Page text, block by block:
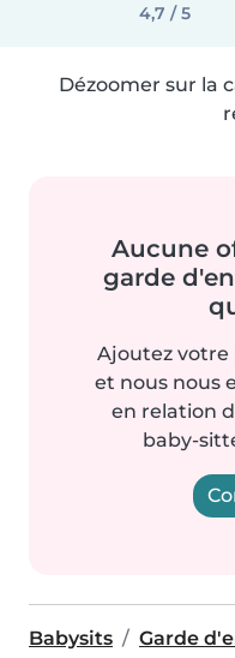
4,7 / 5
Dézoomer sur la
Aucune
garde
Ajoutez votre
et nous nous
en relation
baby-
Babysits Garde